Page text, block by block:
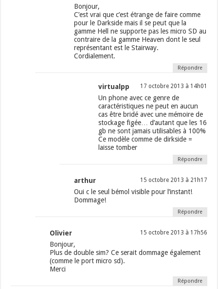
Bonjour,
C’est vrai que c’est étrange de faire comme
pour le Darkside mais il se peut que la
gamme Hell ne supporte pas les micro SD au
contraire de la gamme Heaven dont le seul
représentant est le Stairway.
Cordialement.
Répondre
virtualpp 17 octobre 2013 à 14h01
Un phone avec ce genre de
caractéristiques ne peut en aucun
cas être bridé avec une mémoire de
stockage figée… d’autant que les 16
gb ne sont jamais utilisables à 100%
Ce modèle comme de dirkside =
laisse tomber
Répondre
arthur 15 octobre 2013 à 21h17
Oui c le seul bémol visible pour l’instant!
Dommage!
Répondre
Olivier 15 octobre 2013 à 17h56
Bonjour,
Plus de double sim? Ce serait dommage également
(comme le port micro sd).
Merci
Répondre